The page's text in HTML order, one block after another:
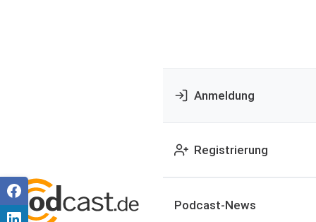
Anmeldung
Registrierung
Podcast-News